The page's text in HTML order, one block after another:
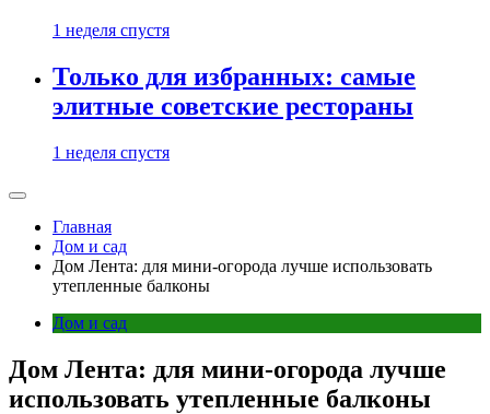
1 неделя спустя
Только для избранных: самые
элитные советские рестораны
1 неделя спустя
Главная
Дом и сад
Дом Лента: для мини-огорода лучше использовать
утепленные балконы
Дом и сад
Дом Лента: для мини-огорода лучше
использовать утепленные балконы